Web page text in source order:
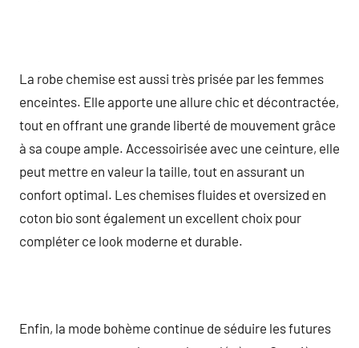
La robe chemise est aussi très prisée par les femmes
enceintes. Elle apporte une allure chic et décontractée,
tout en offrant une grande liberté de mouvement grâce
à sa coupe ample. Accessoirisée avec une ceinture, elle
peut mettre en valeur la taille, tout en assurant un
confort optimal. Les chemises fluides et oversized en
coton bio sont également un excellent choix pour
compléter ce look moderne et durable.
Enfin, la mode bohème continue de séduire les futures